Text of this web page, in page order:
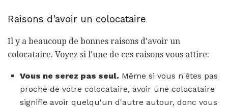
Raisons d'avoir un colocataire
Il y a beaucoup de bonnes raisons d'avoir un
colocataire. Voyez si l'une de ces raisons vous attire:
Vous ne serez pas seul. Même si vous n'êtes pas
proche de votre colocataire, avoir une colocataire
signifie avoir quelqu'un d'autre autour, donc vous